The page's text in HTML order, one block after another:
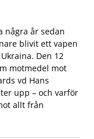
några år sedan
blivit ett vapen
Den 12
motmedel mot
vd Hans
upp – och varför
allt från